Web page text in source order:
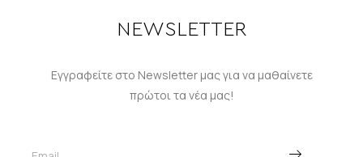
NEWSLETTER
Εγγραφείτε στο Newsletter μας για να μαθαίνετε
πρώτοι τα νέα μας!